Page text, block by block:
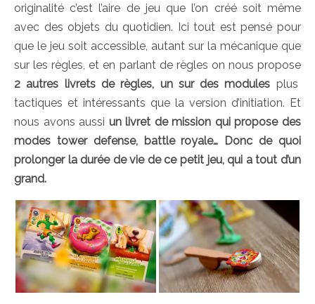
originalité c’est l’aire de jeu que l’on créé soit même
avec des objets du quotidien. Ici tout est pensé pour
que le jeu soit accessible, autant sur la mécanique que
sur les règles, et en parlant de règles on nous propose
2 autres livrets de règles, un sur des modules plus
tactiques et intéressants que la version d’initiation. Et
nous avons aussi un livret de mission qui propose des
modes tower defense, battle royale… Donc de quoi
prolonger la durée de vie de ce petit jeu, qui a tout d’un
grand.